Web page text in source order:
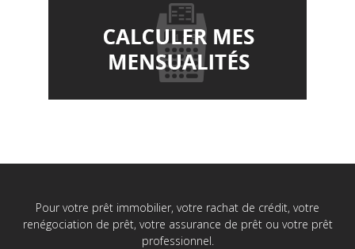
Pour votre prêt immobilier, votre rachat de crédit, votre
renégociation de prêt, votre assurance de prêt ou votre prêt
professionnel.